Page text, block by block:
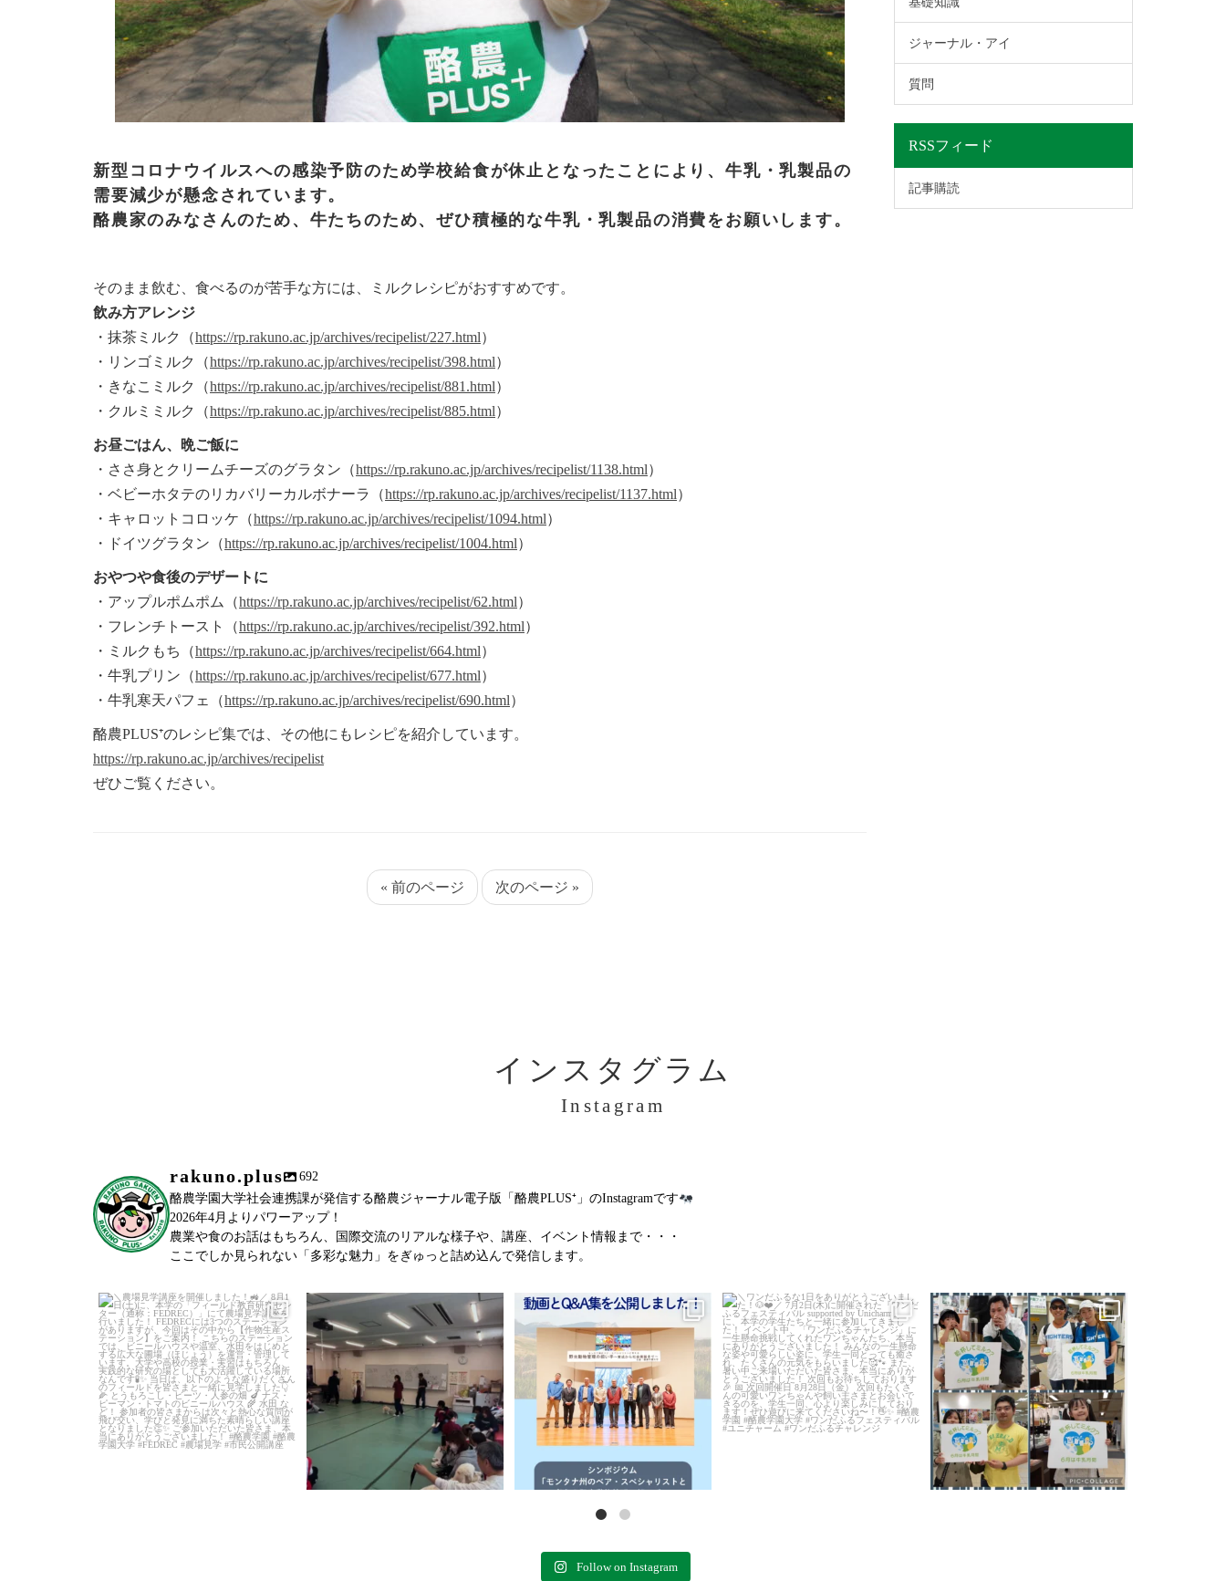
新型コロナウイルスへの感染予防のため学校給食が休止となったことにより、牛乳・乳製品の
需要減少が懸念されています。
酪農家のみなさんのため、牛たちのため、ぜひ積極的な牛乳・乳製品の消費をお願いします。
そのまま飲む、食べるのが苦手な方には、ミルクレシピがおすすめです。
飲み方アレンジ
・抹茶ミルク（https://rp.rakuno.ac.jp/archives/recipelist/227.html）
・リンゴミルク（https://rp.rakuno.ac.jp/archives/recipelist/398.html）
・きなこミルク（https://rp.rakuno.ac.jp/archives/recipelist/881.html）
・クルミミルク（https://rp.rakuno.ac.jp/archives/recipelist/885.html）
お昼ごはん、晩ご飯に
・ささ身とクリームチーズのグラタン（https://rp.rakuno.ac.jp/archives/recipelist/1138.html）
・ベビーホタテのリカバリーカルボナーラ（https://rp.rakuno.ac.jp/archives/recipelist/1137.html）
・キャロットコロッケ（https://rp.rakuno.ac.jp/archives/recipelist/1094.html）
・ドイツグラタン（https://rp.rakuno.ac.jp/archives/recipelist/1004.html）
おやつや食後のデザートに
・アップルポムポム（https://rp.rakuno.ac.jp/archives/recipelist/62.html）
・フレンチトースト（https://rp.rakuno.ac.jp/archives/recipelist/392.html）
・ミルクもち（https://rp.rakuno.ac.jp/archives/recipelist/664.html）
・牛乳プリン（https://rp.rakuno.ac.jp/archives/recipelist/677.html）
・牛乳寒天パフェ（https://rp.rakuno.ac.jp/archives/recipelist/690.html）
酪農PLUS⁺のレシピ集では、その他にもレシピを紹介しています。
https://rp.rakuno.ac.jp/archives/recipelist
ぜひご覧ください。
« 前のページ 次のページ »
ジャーナル・アイ
質問
RSSフィード
記事購読
インスタグラム
Instagram
rakuno.plus
692
酪農学園大学社会連携課が発信する酪農ジャーナル電子版「酪農PLUS⁺」のInstagramです
2026年4月よりパワーアップ！
農業や食のお話はもちろん、国際交流のリアルな様子や、講座、イベント情報まで・・・
ここでしか見られない「多彩な魅力」をぎゅっと詰め込んで発信します。
＼農場見学講座を開催しました！ ／...
91 0
「後期募集開始！」
6月27日(土)に、全5回に渡る犬のしつけ
教室(前期)が終了いたしました。...
76 0
＼動画＆特別Q&A集を公開しました！
...
11 0
＼ワンだふるな1日をありがとうござい
ました！
／...
77 0
＼ 4日間ありがとうございました！大盛
況で無事終了
／
...
224 2
Follow on Instagram